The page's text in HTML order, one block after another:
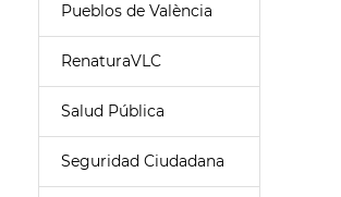
Pueblos de València
RenaturaVLC
Salud Pública
Seguridad Ciudadana